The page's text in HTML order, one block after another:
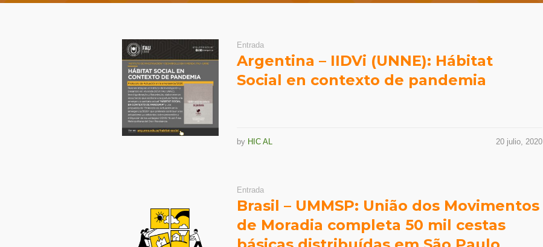
Entrada
Argentina – IIDVi (UNNE): Hábitat
Social en contexto de pandemia
20 julio, 2020
by HIC AL
Entrada
Brasil – UMMSP: União dos Movimentos
de Moradia completa 50 mil cestas